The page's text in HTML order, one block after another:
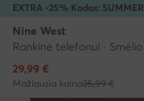
EXTRA -25% Kodas: SUMMER
Nine West
Rankinė telefonui · Smėlio
Dabartinė kaina
29,99 €
Mažiausia kaina35,99 €